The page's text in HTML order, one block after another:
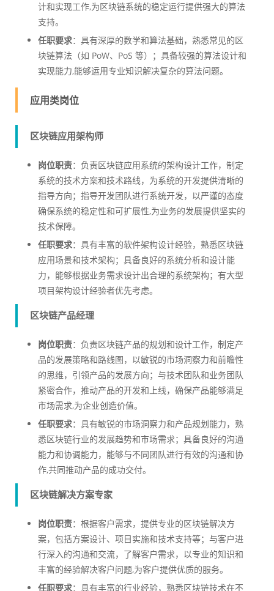
计和实现工作,为区块链系统的稳定运行提供强大的算法
支持。
任职要求：具有深厚的数学和算法基础，熟悉常见的区
块链算法（如 PoW、PoS 等）；具备较强的算法设计和
实现能力,能够运用专业知识解决复杂的算法问题。
应用类岗位
区块链应用架构师
岗位职责：负责区块链应用系统的架构设计工作，制定
系统的技术方案和技术路线，为系统的开发提供清晰的
指导方向；指导开发团队进行系统开发，以严谨的态度
确保系统的稳定性和可扩展性,为业务的发展提供坚实的
技术保障。
任职要求：具有丰富的软件架构设计经验，熟悉区块链
应用场景和技术架构；具备良好的系统分析和设计能
力，能够根据业务需求设计出合理的系统架构；有大型
项目架构设计经验者优先考虑。
区块链产品经理
岗位职责：负责区块链产品的规划和设计工作，制定产
品的发展策略和路线图，以敏锐的市场洞察力和前瞻性
的思维，引领产品的发展方向；与技术团队和业务团队
紧密合作，推动产品的开发和上线，确保产品能够满足
市场需求,为企业创造价值。
任职要求：具有敏锐的市场洞察力和产品规划能力，熟
悉区块链行业的发展趋势和市场需求；具备良好的沟通
能力和协调能力，能够与不同团队进行有效的沟通和协
作,共同推动产品的成功交付。
区块链解决方案专家
岗位职责：根据客户需求，提供专业的区块链解决方
案，包括方案设计、项目实施和技术支持等；与客户进
行深入的沟通和交流，了解客户需求，以专业的知识和
丰富的经验解决客户问题,为客户提供优质的服务。
任职要求：具有丰富的行业经验，熟悉区块链技术在不